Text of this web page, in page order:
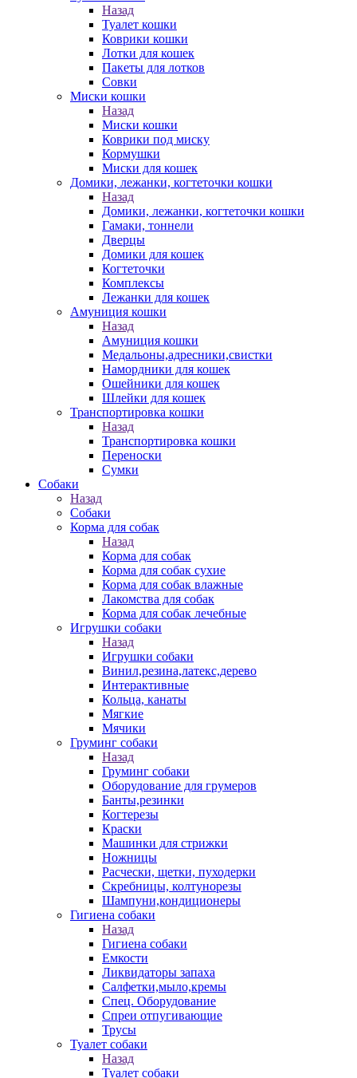
Назад
Туалет кошки
Коврики кошки
Лотки для кошек
Пакеты для лотков
Совки
Миски кошки
Назад
Миски кошки
Коврики под миску
Кормушки
Миски для кошек
Домики, лежанки, когтеточки кошки
Назад
Домики, лежанки, когтеточки кошки
Гамаки, тоннели
Дверцы
Домики для кошек
Когтеточки
Комплексы
Лежанки для кошек
Амуниция кошки
Назад
Амуниция кошки
Медальоны,адресники,свистки
Намордники для кошек
Ошейники для кошек
Шлейки для кошек
Транспортировка кошки
Назад
Транспортировка кошки
Переноски
Сумки
Собаки
Назад
Собаки
Корма для собак
Назад
Корма для собак
Корма для собак сухие
Корма для собак влажные
Лакомства для собак
Корма для собак лечебные
Игрушки собаки
Назад
Игрушки собаки
Винил,резина,латекс,дерево
Интерактивные
Кольца, канаты
Мягкие
Мячики
Груминг собаки
Назад
Груминг собаки
Оборудование для грумеров
Банты,резинки
Когтерезы
Краски
Машинки для стрижки
Ножницы
Расчески, щетки, пуходерки
Скребницы, колтунорезы
Шампуни,кондиционеры
Гигиена собаки
Назад
Гигиена собаки
Емкости
Ликвидаторы запаха
Салфетки,мыло,кремы
Спец. Оборудование
Спреи отпугивающие
Трусы
Туалет собаки
Назад
Туалет собаки